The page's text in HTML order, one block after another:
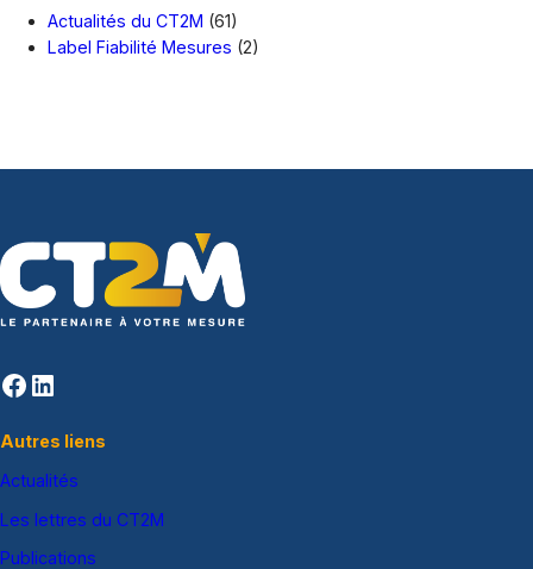
c
h
Actualités du CT2M (61)
Label Fiabilité Mesures (2)
Facebook LinkedIn
Autres liens
Actualités
Les lettres du CT2M
Publications